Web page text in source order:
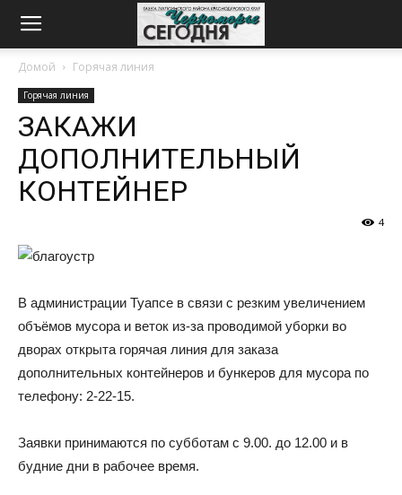
Домой Горячая линия
Горячая линия
ЗАКАЖИ
ДОПОЛНИТЕЛЬНЫЙ
КОНТЕЙНЕР
4
В администрации Туапсе в связи с резким увеличением
объёмов мусора и веток из-за проводимой уборки во
дворах открыта горячая линия для заказа
дополнительных контейнеров и бункеров для мусора по
телефону: 2-22-15.
Заявки принимаются по субботам с 9.00. до 12.00 и в
будние дни в рабочее время.